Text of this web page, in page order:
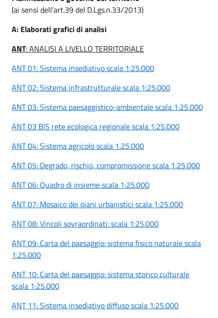
(ai sensi dell'art.39 del D.Lgs.n.33/2013)
A: Elaborati grafici di analisi
ANT: ANALISI A LIVELLO TERRITORIALE
ANT 01: Sistema insediativo scala 1:25.000
ANT 02: Sistema infrastrutturale scala 1:25.000
ANT 03: Sistema paesaggistico-ambientale scala 1:25.000
ANT 03 BIS rete ecologica regionale scala 1:25.000
ANT 04: Sistema agricolo scala 1:25.000
ANT 05: Degrado, rischio, compromissione scala 1:25.000
ANT 06: Quadro di insieme scala 1:25.000
ANT 07: Mosaico dei piani urbanistici scala 1:25.000
ANT 08: Vincoli sovraordinati: scala 1:25.000
ANT 09: Carta del paesaggio: sistema fisico naturale scala
1:25.000
ANT 10: Carta del paesaggio: sistema storico culturale
scala 1:25.000
ANT 11: Sistema insediativo diffuso scala 1:25.000